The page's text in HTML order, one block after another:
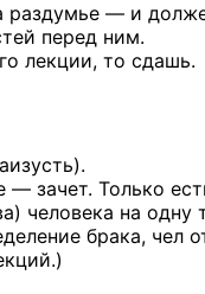
раздумье — и
перед ним.
лекции, то сдашь.
зачет. Только
человека на одну
брака, чел